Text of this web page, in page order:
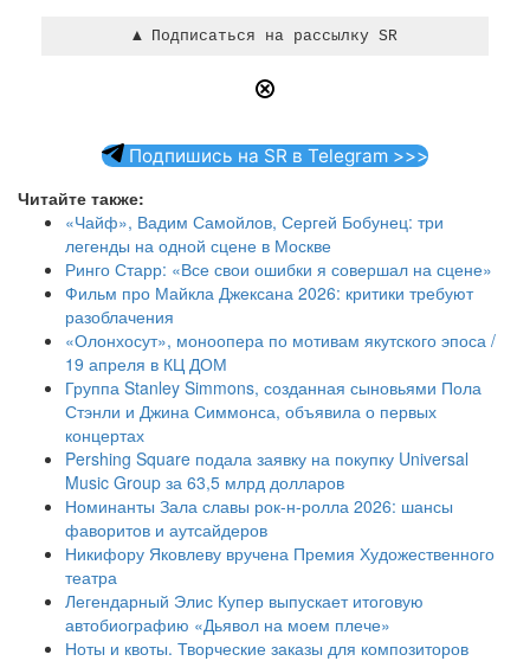
Подпишись на SR в Telegram >>>
Читайте также:
«Чайф», Вадим Самойлов, Сергей Бобунец: три
легенды на одной сцене в Москве
Ринго Старр: «Все свои ошибки я совершал на сцене»
Фильм про Майкла Джексана 2026: критики требуют
разоблачения
«Олонхосут», моноопера по мотивам якутского эпоса /
19 апреля в КЦ ДОМ
Группа Stanley Simmons, созданная сыновьями Пола
Стэнли и Джина Симмонса, объявила о первых
концертах
Pershing Square подала заявку на покупку Universal
Music Group за 63,5 млрд долларов
Номинанты Зала славы рок-н-ролла 2026: шансы
фаворитов и аутсайдеров
Никифору Яковлеву вручена Премия Художественного
театра
Легендарный Элис Купер выпускает итоговую
автобиографию «Дьявол на моем плече»
Ноты и квоты. Творческие заказы для композиторов